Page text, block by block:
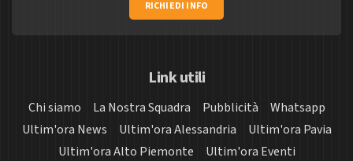
RICHIEDI INFO
Link utili
Chi siamo La Nostra Squadra Pubblicità
Whatsapp
Ultim'ora News
Ultim'ora Alessandria
Ultim'ora Pavia
Ultim'ora Alto Piemonte
Ultim'ora Eventi